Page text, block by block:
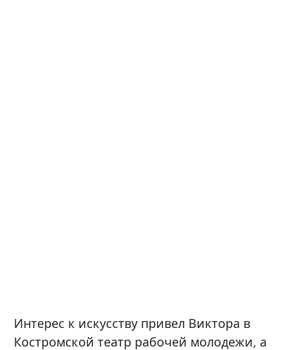
Интерес к искусству привел Виктора в
Костромской театр рабочей молодежи, а